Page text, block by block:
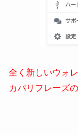
全く新しいウォ
カバリフレーズ